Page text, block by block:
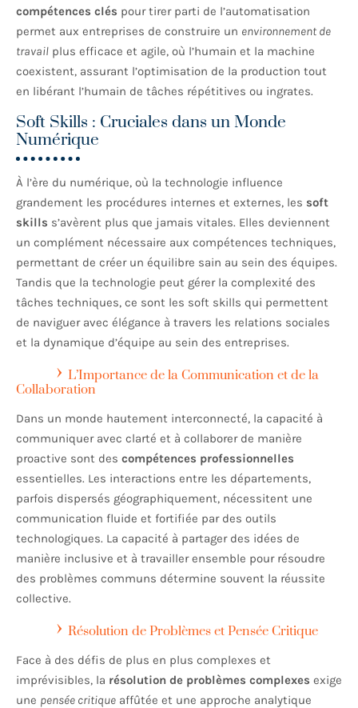
compétences clés pour tirer parti de l’automatisation
permet aux entreprises de construire un environnement de
travail plus efficace et agile, où l’humain et la machine
coexistent, assurant l’optimisation de la production tout
en libérant l’humain de tâches répétitives ou ingrates.
Soft Skills : Cruciales dans un Monde
Numérique
À l’ère du numérique, où la technologie influence
grandement les procédures internes et externes, les soft
skills s’avèrent plus que jamais vitales. Elles deviennent
un complément nécessaire aux compétences techniques,
permettant de créer un équilibre sain au sein des équipes.
Tandis que la technologie peut gérer la complexité des
tâches techniques, ce sont les soft skills qui permettent
de naviguer avec élégance à travers les relations sociales
et la dynamique d’équipe au sein des entreprises.
L’Importance de la Communication et de la
Collaboration
Dans un monde hautement interconnecté, la capacité à
communiquer avec clarté et à collaborer de manière
proactive sont des compétences professionnelles
essentielles. Les interactions entre les départements,
parfois dispersés géographiquement, nécessitent une
communication fluide et fortifiée par des outils
technologiques. La capacité à partager des idées de
manière inclusive et à travailler ensemble pour résoudre
des problèmes communs détermine souvent la réussite
collective.
Résolution de Problèmes et Pensée Critique
Face à des défis de plus en plus complexes et
imprévisibles, la résolution de problèmes complexes exige
une pensée critique affûtée et une approche analytique